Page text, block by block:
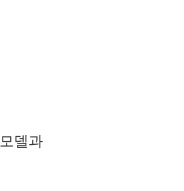
델과